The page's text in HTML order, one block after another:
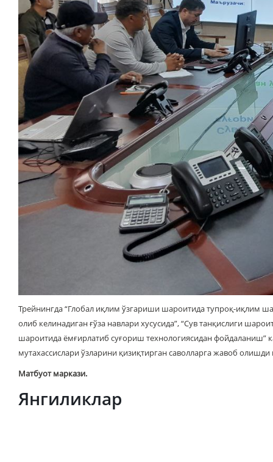
Трейнингда “Глобал иқлим ўзгариши шароитида тупроқ-иқлим
олиб келинадиган ғўза навлари хусусида”, “Cув танқислиги
шароитида ёмғирлатиб суғориш технологиясидан фойдаланиш”
мутахассислари ўзларини қизиқтирган саволларга жавоб
Матбуот маркази.
Янгиликлар